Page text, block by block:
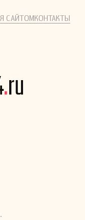
САЙТОМКОНТАКТЫ